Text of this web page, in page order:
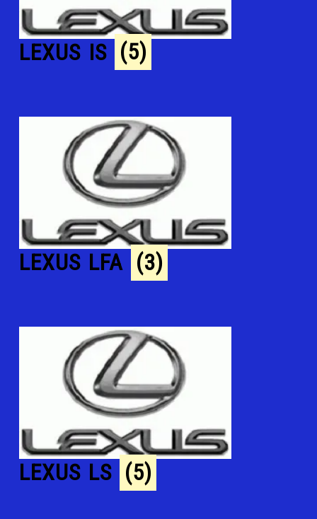
LEXUS IS (5)
LEXUS LFA (3)
LEXUS LS (5)